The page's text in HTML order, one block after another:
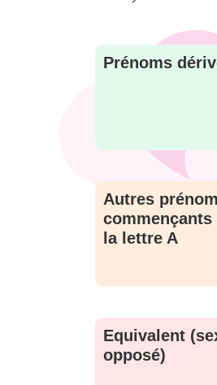
Prénoms
Autres
commençants
la lettre A
Equivalent
opposé)